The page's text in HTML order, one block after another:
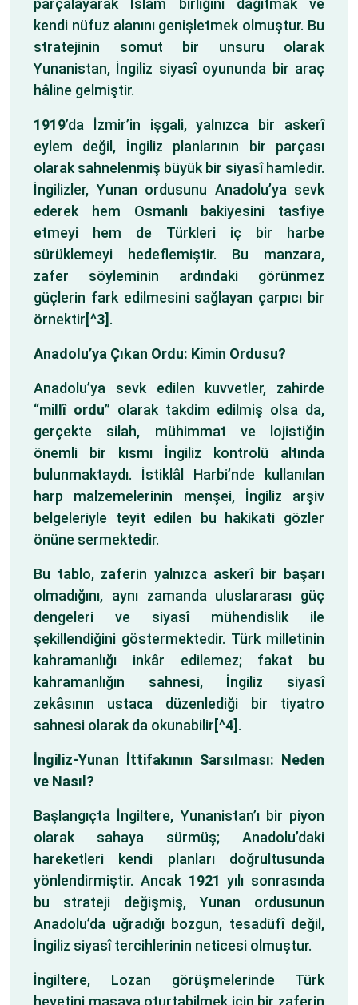
parçalayarak İslâm birliğini dağıtmak ve
kendi nüfuz alanını genişletmek olmuştur. Bu
stratejinin somut bir unsuru olarak
Yunanistan, İngiliz siyasî oyununda bir araç
hâline gelmiştir.
1919’da İzmir’in işgali, yalnızca bir askerî
eylem değil, İngiliz planlarının bir parçası
olarak sahnelenmiş büyük bir siyasî hamledir.
İngilizler, Yunan ordusunu Anadolu’ya sevk
ederek hem Osmanlı bakiyesini tasfiye
etmeyi hem de Türkleri iç bir harbe
sürüklemeyi hedeflemiştir. Bu manzara,
zafer söyleminin ardındaki görünmez
güçlerin fark edilmesini sağlayan çarpıcı bir
örnektir[^3] .
Anadolu’ya Çıkan Ordu: Kimin Ordusu?
Anadolu’ya sevk edilen kuvvetler, zahirde
“millî ordu” olarak takdim edilmiş olsa da,
gerçekte silah, mühimmat ve lojistiğin
önemli bir kısmı İngiliz kontrolü altında
bulunmaktaydı. İstiklâl Harbi’nde kullanılan
harp malzemelerinin menşei, İngiliz arşiv
belgeleriyle teyit edilen bu hakikati gözler
önüne sermektedir.
Bu tablo, zaferin yalnızca askerî bir başarı
olmadığını, aynı zamanda uluslararası güç
dengeleri ve siyasî mühendislik ile
şekillendiğini göstermektedir. Türk milletinin
kahramanlığı inkâr edilemez; fakat bu
kahramanlığın sahnesi, İngiliz siyasî
zekâsının ustaca düzenlediği bir tiyatro
sahnesi olarak da okunabilir[^4] .
İngiliz-Yunan İttifakının Sarsılması: Neden
ve Nasıl?
Başlangıçta İngiltere, Yunanistan’ı bir piyon
olarak sahaya sürmüş; Anadolu’daki
hareketleri kendi planları doğrultusunda
yönlendirmiştir. Ancak 1921 yılı sonrasında
bu strateji değişmiş, Yunan ordusunun
Anadolu’da uğradığı bozgun, tesadüfî değil,
İngiliz siyasî tercihlerinin neticesi olmuştur.
İngiltere, Lozan görüşmelerinde Türk
heyetini masaya oturtabilmek için bir zaferin